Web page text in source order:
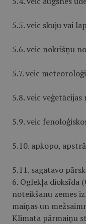
5.5. veic skuju vai
5.6. veic nokrišņu
5.7. veic
5.8. veic
5.9. veic
5.10. apkopo,
5.11. sagatavo
6. Oglekļa dioksīda
noteikšanu zemes
maiņas un
Klimata pārmaiņu